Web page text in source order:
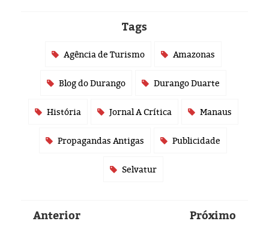
Tags
Agência de Turismo Amazonas
Blog do Durango Durango Duarte
História Jornal A Crítica Manaus
Propagandas Antigas Publicidade
Selvatur
Anterior Próximo